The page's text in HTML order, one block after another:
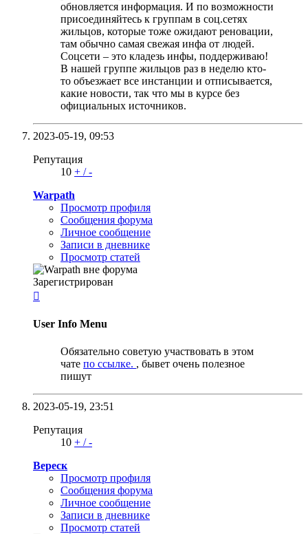
обновляется информация. И по возможности
присоединяйтесь к группам в соц.сетях
жильцов, которые тоже ожидают реновации,
там обычно самая свежая инфа от людей.
Соцсети – это кладезь инфы, поддерживаю!
В нашей группе жильцов раз в неделю кто-
то объезжает все инстанции и отписывается,
какие новости, так что мы в курсе без
официальных источников.
2023-05-19, 09:53
Репутация
10 + /-
Warpath
Просмотр профиля
Сообщения форума
Личное сообщение
Записи в дневнике
Просмотр статей
Зарегистрирован

User Info Menu
Обязательно советую участвовать в этом
чате по ссылке. , бывет очень полезное
пишут
2023-05-19, 23:51
Репутация
10 + /-
Вереск
Просмотр профиля
Сообщения форума
Личное сообщение
Записи в дневнике
Просмотр статей